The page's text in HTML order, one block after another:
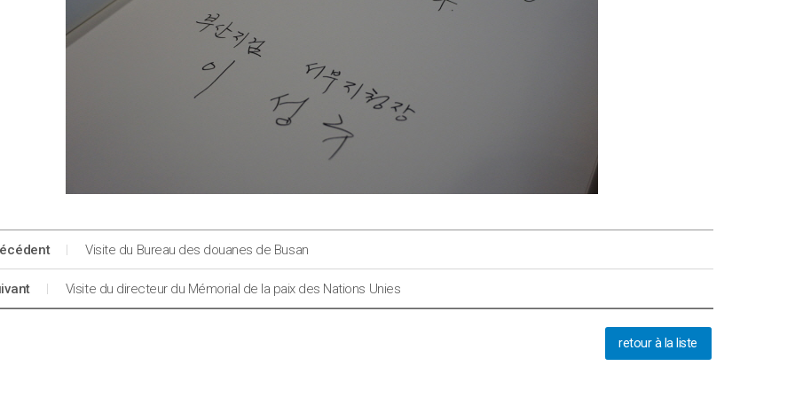
Visite du Bureau des douanes de Busan
Visite du directeur du Mémorial de la paix des Nations Unies
retour à la liste